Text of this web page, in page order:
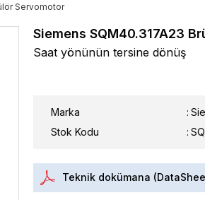
Servomotor
Siemens SQM40.317A23
Saat yönünün tersine dönüş
Marka :
Stok Kodu
Teknik dokümana